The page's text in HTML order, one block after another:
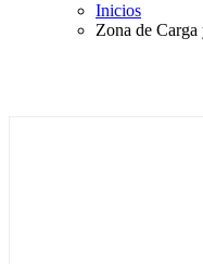
Inicios
Zona de